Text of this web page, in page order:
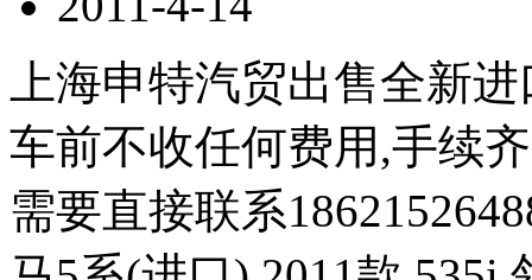
上海申特汽贸出售全新
车前不收任何费用,手续
需要直接联系